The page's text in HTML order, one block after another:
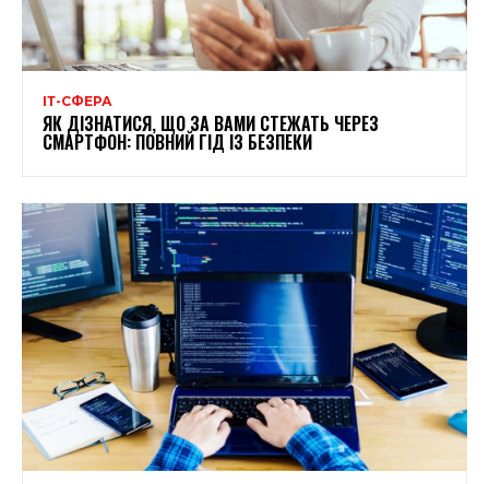
ІТ-СФЕРА
ЯК ДІЗНАТИСЯ, ЩО ЗА ВАМИ СТЕЖАТЬ ЧЕРЕЗ
СМАРТФОН: ПОВНИЙ ГІД ІЗ БЕЗПЕКИ